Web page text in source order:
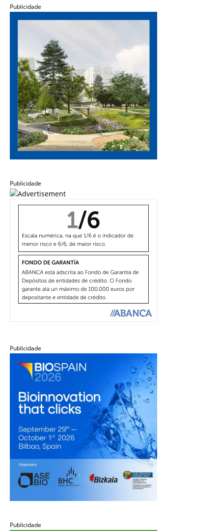
Publicidade
Publicidade
Publicidade
Publicidade